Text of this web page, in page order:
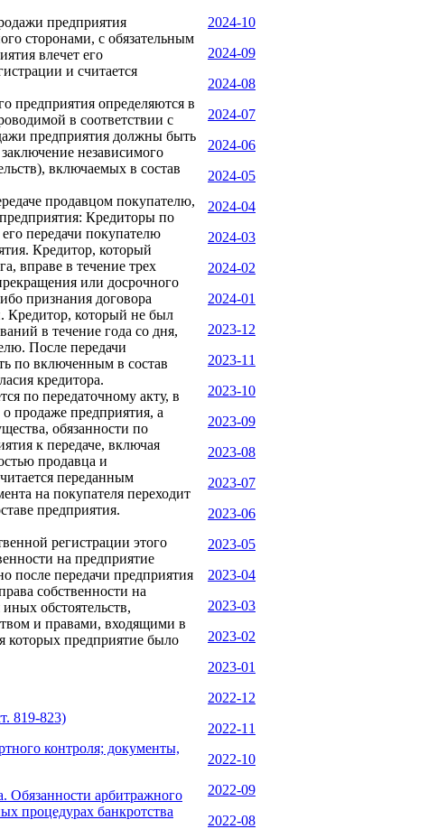
предприятия
сторонами, с обязательным
влечет его
и считается
предприятия определяются в
в соответствии с
предприятия должны быть
независимого
включаемых в состав
продавцом покупателю,
Кредиторы по
передачи покупателю
Кредитор, который
вправе в течение трех
или досрочного
признания договора
Кредитор, который не был
в течение года со дня,
После передачи
по включенным в состав
кредитора.
по передаточному акту, в
продаже предприятия, а
обязанности по
к передаче, включая
продавца и
переданным
на покупателя переходит
предприятия.
регистрации этого
на предприятие
после передачи предприятия
собственности на
обстоятельств,
и правами, входящими в
которых предприятие было
819-823)
контроля; документы,
Обязанности арбитражного
процедурах банкротства
2024-10
2024-09
2024-08
2024-07
2024-06
2024-05
2024-04
2024-03
2024-02
2024-01
2023-12
2023-11
2023-10
2023-09
2023-08
2023-07
2023-06
2023-05
2023-04
2023-03
2023-02
2023-01
2022-12
2022-11
2022-10
2022-09
2022-08